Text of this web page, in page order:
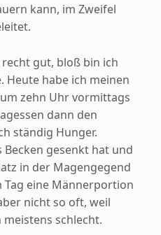
kann, im Zweifel
gut, bloß bin ich
Heute habe ich meinen
zehn Uhr vormittags
dann den
ständig Hunger.
Becken gesenkt hat und
in der Magengegend
Tag eine Männerportion
nicht so oft, weil
schlecht.